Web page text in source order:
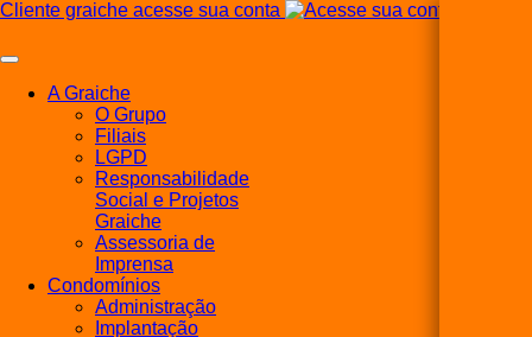
Cliente graiche acesse sua conta
A Graiche
O Grupo
Filiais
LGPD
Responsabilidade
Social e Projetos
Graiche
Assessoria de
Imprensa
Condomínios
Administração
Implantação